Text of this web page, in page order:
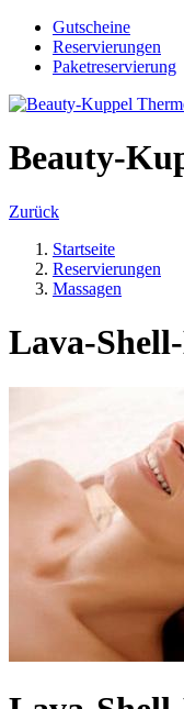
Gutscheine
Reservierungen
Paketreservierung
Beauty-
Zurück
Startseite
Reservierungen
Massagen
Lava-